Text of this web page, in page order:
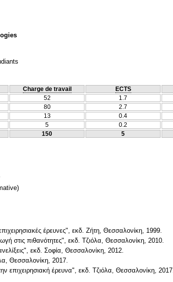
Charge de travail ECTS
52 1.7
80 2.7
13 0.4
5 0.2
150 5
έρευνες", εκδ. Ζήτη, Θεσσαλονίκη, 1999.
στις πιθανότητες", εκδ. Τζιόλα, Θεσσαλονίκη, 2010.
εκδ. Σοφία, Θεσσαλονίκη, 2012.
Θεσσαλονίκη, 2017.
έρευνα", εκδ. Τζιόλα, Θεσσαλονίκη, 2017.